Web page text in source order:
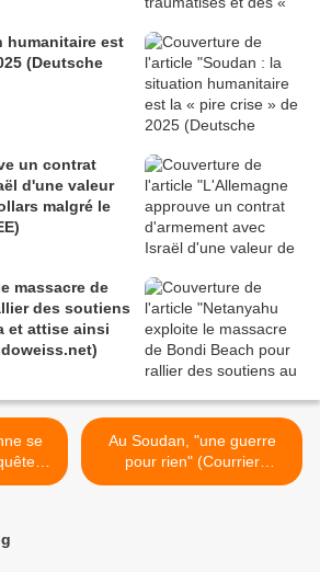
humanitaire est
(Deutsche
un contrat
d'une valeur
malgré le
massacre de
des soutiens
et attise ainsi
Au Soudan, "une guerre
pour rien" (Courrier
International) >